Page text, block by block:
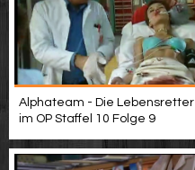
Alphateam - Die Lebensretter
im OP Staffel 10 Folge 9